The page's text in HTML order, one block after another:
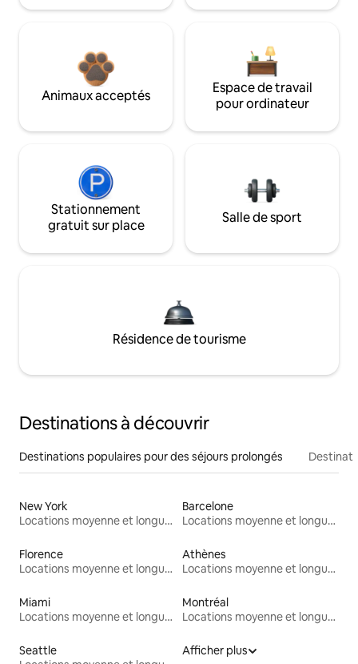
Animaux acceptés
Espace de travail
pour ordinateur
Stationnement
gratuit sur place
Salle de sport
Résidence de tourisme
Destinations à découvrir
Destinations populaires pour des séjours prolongés
New York
Locations moyenne et longue durée
Barcelone
Locations moyenne et longue durée
Florence
Locations moyenne et longue durée
Athènes
Locations moyenne et longue durée
Miami
Locations moyenne et longue durée
Montréal
Locations moyenne et longue durée
Seattle
Afficher plus